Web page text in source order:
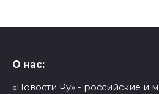
О нас:
«Новости Ру» - российские и